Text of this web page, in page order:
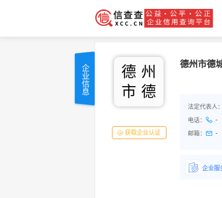
德 州
市 德
获取企业认证
德州市德
法定代表人
电话：
-
邮箱： -
企业服
企业信息